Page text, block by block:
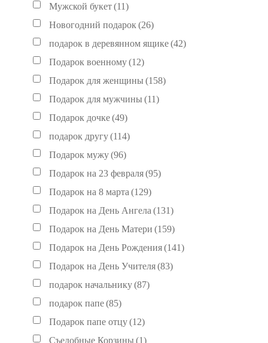
Мужской букет(11)
Новогодний подарок (26)
подарок в деревянном ящике(42)
Подарок военному(12)
Подарок для женщины (158)
Подарок для мужчины (11)
Подарок дочке(49)
подарок другу(114)
Подарок мужу(96)
Подарок на 23 февраля(95)
Подарок на 8 марта (129)
Подарок на День Ангела (131)
Подарок на День Матери (159)
Подарок на День Рождения(141)
Подарок на День Учителя(83)
подарок начальнику(87)
подарок папе(85)
Подарок папе отцу(12)
Съедобные Корзины (1)